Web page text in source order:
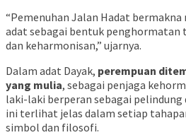
“Pemenuhan Jalan Hadat
adat sebagai bentuk penghormatan
dan keharmonisan,” ujarnya.
Dalam adat Dayak, perempuan
yang mulia, sebagai penjaga
laki-laki berperan sebagai
ini terlihat jelas dalam setiap
simbol dan filosofi.